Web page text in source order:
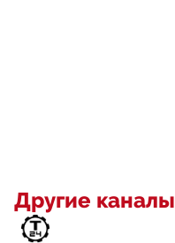
Другие каналы